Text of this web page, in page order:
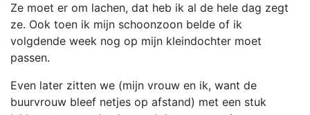
Ze moet er om lachen, dat heb ik al de hele dag zegt
ze. Ook toen ik mijn schoonzoon belde of ik
volgdende week nog op mijn kleindochter moet
passen.
Even later zitten we (mijn vrouw en ik, want de
buurvrouw bleef netjes op afstand) met een stuk